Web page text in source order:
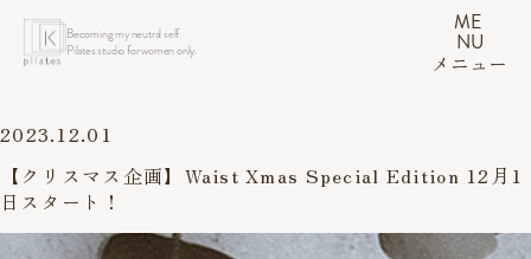
Becoming my neutral self.
Pilates studio for women only.
ME
NU
メニュー
2023.12.01
【クリスマス企画】Waist Xmas Special Edition 12月1
日スタート！